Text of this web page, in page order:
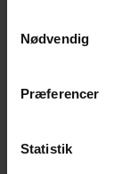
Nødvendig
Præferencer
Statistik